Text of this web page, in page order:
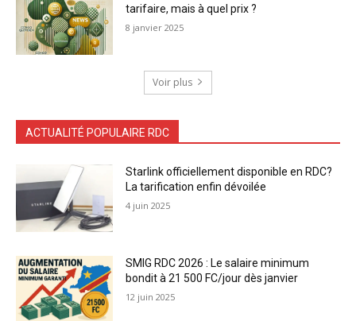
tarifaire, mais à quel prix ?
8 janvier 2025
Voir plus
ACTUALITÉ POPULAIRE RDC
Starlink officiellement disponible en RDC?
La tarification enfin dévoilée
4 juin 2025
SMIG RDC 2026 : Le salaire minimum
bondit à 21 500 FC/jour dès janvier
12 juin 2025